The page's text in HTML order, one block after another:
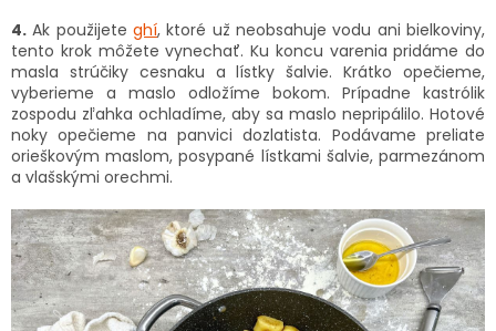
4. Ak použijete ghí, ktoré už neobsahuje vodu ani bielkoviny,
tento krok môžete vynechať. Ku koncu varenia pridáme do
masla strúčiky cesnaku a lístky šalvie. Krátko opečieme,
vyberieme a maslo odložíme bokom. Prípadne kastrólik
zospodu zľahka ochladíme, aby sa maslo nepripálilo. Hotové
noky opečieme na panvici dozlatista. Podávame preliate
orieškovým maslom, posypané lístkami šalvie, parmezánom
a vlašskými orechmi.